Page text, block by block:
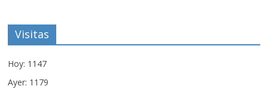
Visitas
Hoy: 1147
Ayer: 1179